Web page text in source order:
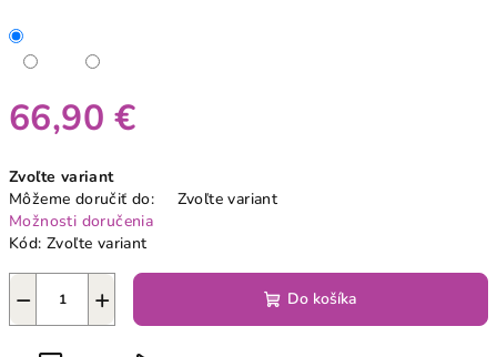
66,90 €
cena:
Zvoľte variant
Môžeme doručiť do:
Zvoľte variant
Možnosti doručenia
Kód: Zvoľte variant
+
− Do košíka